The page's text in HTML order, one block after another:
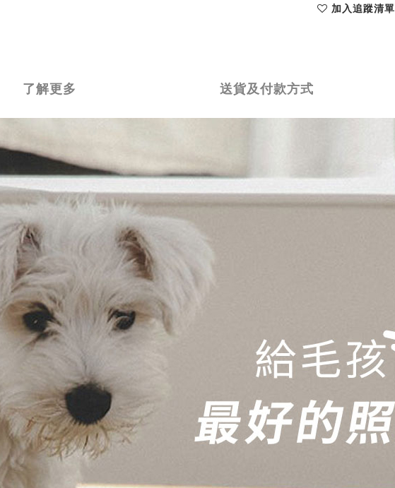
加入追蹤清單
了解更多 送貨及付款方式